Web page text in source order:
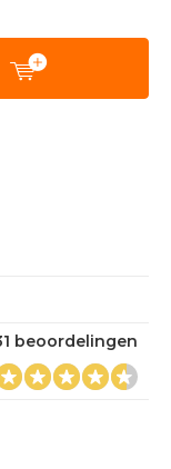
beoordelingen